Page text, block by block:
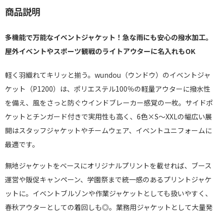
商品説明
多機能で万能なイベントジャケット！急な雨にも安心の撥水加工。
屋外イベントやスポーツ観戦のライトアウターに名入れもOK
軽く羽織れてキリッと揃う。wundou（ウンドウ）のイベントジャ
ケット（P1200）は、ポリエステル100％の軽量アウターに撥水性
を備え、風をさっと防ぐウインドブレーカー感覚の一枚。サイドポ
ケットとチンガード付きで実用性も高く、6色×S～XXLの幅広い展
開はスタッフジャケットやチームウェア、イベントユニフォームに
最適です。
無地ジャケットをベースにオリジナルプリントを載せれば、ブース
運営や販促キャンペーン、学園祭まで統一感のあるプリントジャケ
ットに。イベントブルゾンや作業ジャケットとしても扱いやすく、
春秋アウターとしての着回しも◎。業務用ジャケットとして大量発